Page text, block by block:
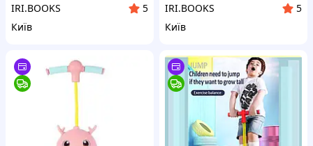
IRI.BOOKS
5
Київ
IRI.BOOKS
5
Київ